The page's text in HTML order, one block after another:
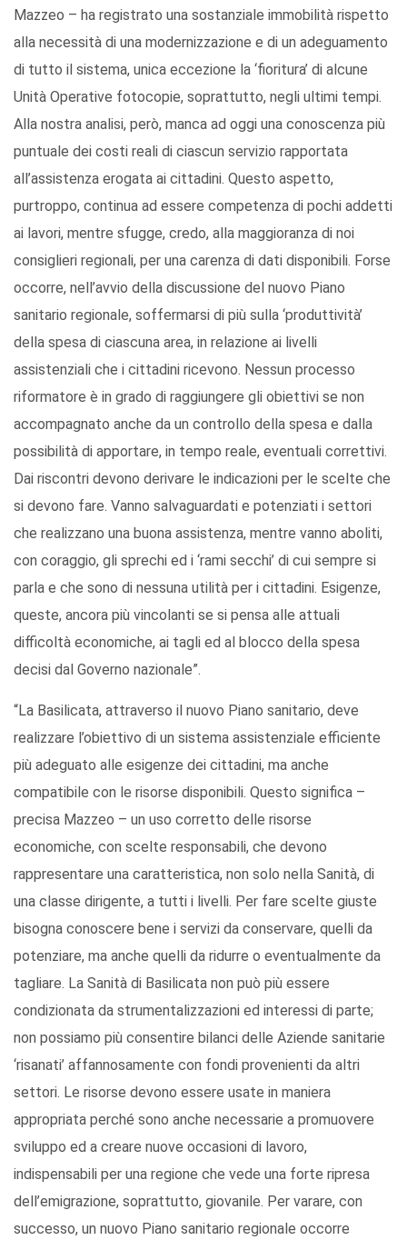
Mazzeo – ha registrato una sostanziale immobilità rispetto
alla necessità di una modernizzazione e di un adeguamento
di tutto il sistema, unica eccezione la ‘fioritura’ di alcune
Unità Operative fotocopie, soprattutto, negli ultimi tempi.
Alla nostra analisi, però, manca ad oggi una conoscenza più
puntuale dei costi reali di ciascun servizio rapportata
all’assistenza erogata ai cittadini. Questo aspetto,
purtroppo, continua ad essere competenza di pochi addetti
ai lavori, mentre sfugge, credo, alla maggioranza di noi
consiglieri regionali, per una carenza di dati disponibili. Forse
occorre, nell’avvio della discussione del nuovo Piano
sanitario regionale, soffermarsi di più sulla ‘produttività’
della spesa di ciascuna area, in relazione ai livelli
assistenziali che i cittadini ricevono. Nessun processo
riformatore è in grado di raggiungere gli obiettivi se non
accompagnato anche da un controllo della spesa e dalla
possibilità di apportare, in tempo reale, eventuali correttivi.
Dai riscontri devono derivare le indicazioni per le scelte che
si devono fare. Vanno salvaguardati e potenziati i settori
che realizzano una buona assistenza, mentre vanno aboliti,
con coraggio, gli sprechi ed i ‘rami secchi’ di cui sempre si
parla e che sono di nessuna utilità per i cittadini. Esigenze,
queste, ancora più vincolanti se si pensa alle attuali
difficoltà economiche, ai tagli ed al blocco della spesa
decisi dal Governo nazionale”.
“La Basilicata, attraverso il nuovo Piano sanitario, deve
realizzare l’obiettivo di un sistema assistenziale efficiente
più adeguato alle esigenze dei cittadini, ma anche
compatibile con le risorse disponibili. Questo significa –
precisa Mazzeo – un uso corretto delle risorse
economiche, con scelte responsabili, che devono
rappresentare una caratteristica, non solo nella Sanità, di
una classe dirigente, a tutti i livelli. Per fare scelte giuste
bisogna conoscere bene i servizi da conservare, quelli da
potenziare, ma anche quelli da ridurre o eventualmente da
tagliare. La Sanità di Basilicata non può più essere
condizionata da strumentalizzazioni ed interessi di parte;
non possiamo più consentire bilanci delle Aziende sanitarie
‘risanati’ affannosamente con fondi provenienti da altri
settori. Le risorse devono essere usate in maniera
appropriata perché sono anche necessarie a promuovere
sviluppo ed a creare nuove occasioni di lavoro,
indispensabili per una regione che vede una forte ripresa
dell’emigrazione, soprattutto, giovanile. Per varare, con
successo, un nuovo Piano sanitario regionale occorre